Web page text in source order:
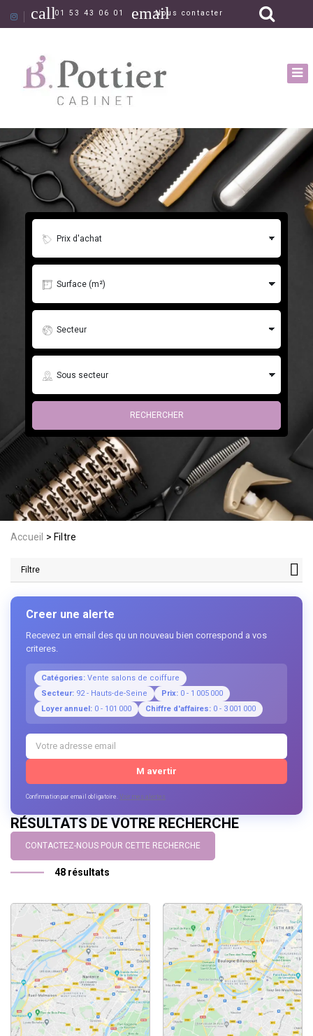
call01 53 43 06 01 emailNous contacter
Accueil Filtre
RÉSULTATS DE VOTRE RECHERCHE
CONTACTEZ-NOUS POUR CETTE RECHERCHE
48 résultats
Filtre
Creer une alerte
Recevez un email des qu un nouveau bien correspond a vos
criteres.
Catégories: Vente salons de coiffure
Secteur: 92 - Hauts-de-Seine Prix: 0 - 1 005 000
Loyer annuel: 0 - 101 000 Chiffre d'affaires: 0 - 3 001 000
M avertir
Confirmation par email obligatoire. Voir mes alertes